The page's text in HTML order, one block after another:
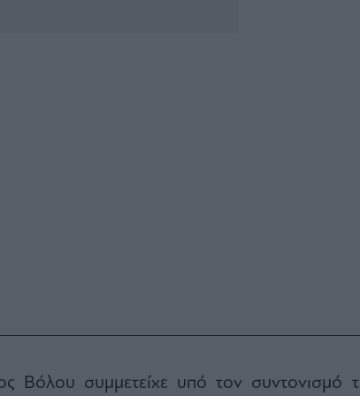
Βόλου συμμετείχε υπό τον συντονισμό